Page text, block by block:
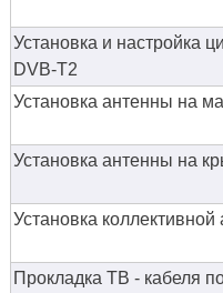
Установка и настройка
DVB-T2
Установка антенны на
Установка антенны на
Установка коллективной
Прокладка ТВ - кабеля